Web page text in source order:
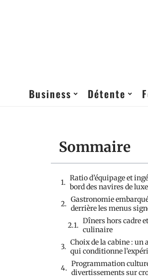
Business Détente
Sommaire
Ratio d’équipage et
bord des navires de luxe
Gastronomie
derrière les menus
Dîners hors cadre
culinaire
Choix de la cabine : un
qui conditionne
Programmation
divertissements sur